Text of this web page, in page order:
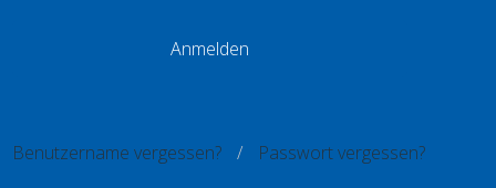
Benutzername vergessen? Passwort vergessen?